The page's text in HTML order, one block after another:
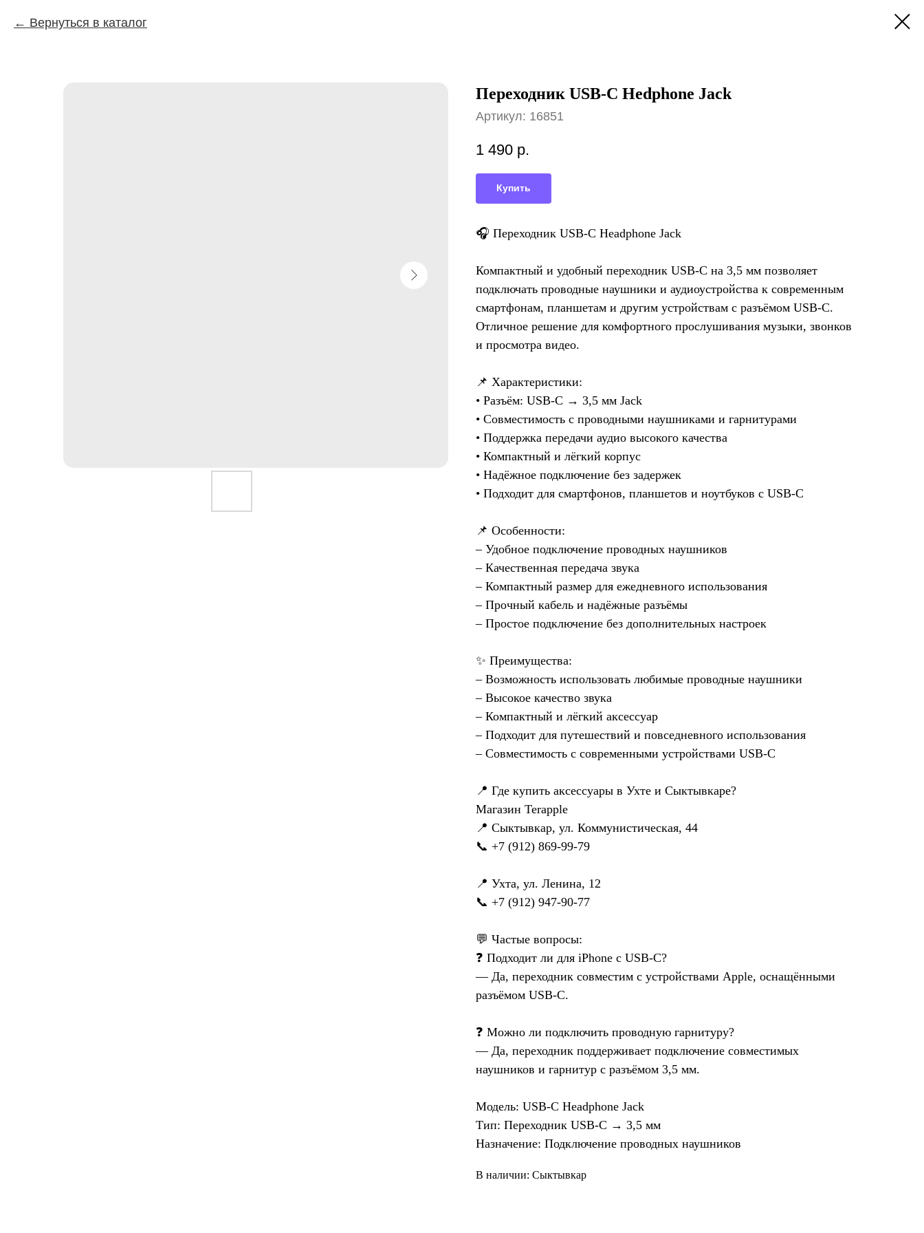
Вернуться в каталог
Переходник USB-C Hedphone Jack
Артикул: 16851
1 490 р.
Купить
🎧 Переходник USB-C Headphone Jack
Компактный и удобный переходник USB-C на 3,5 мм позволяет
подключать проводные наушники и аудиоустройства к современным
смартфонам, планшетам и другим устройствам с разъёмом USB-C.
Отличное решение для комфортного прослушивания музыки, звонков
и просмотра видео.
📌 Характеристики:
• Разъём: USB-C → 3,5 мм Jack
• Совместимость с проводными наушниками и гарнитурами
• Поддержка передачи аудио высокого качества
• Компактный и лёгкий корпус
• Надёжное подключение без задержек
• Подходит для смартфонов, планшетов и ноутбуков с USB-C
📌 Особенности:
– Удобное подключение проводных наушников
– Качественная передача звука
– Компактный размер для ежедневного использования
– Прочный кабель и надёжные разъёмы
– Простое подключение без дополнительных настроек
✨ Преимущества:
– Возможность использовать любимые проводные наушники
– Высокое качество звука
– Компактный и лёгкий аксессуар
– Подходит для путешествий и повседневного использования
– Совместимость с современными устройствами USB-C
📍 Где купить аксессуары в Ухте и Сыктывкаре?
Магазин Terapple
📍 Сыктывкар, ул. Коммунистическая, 44
📞 +7 (912) 869-99-79
📍 Ухта, ул. Ленина, 12
📞 +7 (912) 947-90-77
💬 Частые вопросы:
❓ Подходит ли для iPhone с USB-C?
— Да, переходник совместим с устройствами Apple, оснащёнными
разъёмом USB-C.
❓ Можно ли подключить проводную гарнитуру?
— Да, переходник поддерживает подключение совместимых
наушников и гарнитур с разъёмом 3,5 мм.
Модель: USB-C Headphone Jack
Тип: Переходник USB-C → 3,5 мм
Назначение: Подключение проводных наушников
В наличии: Сыктывкар